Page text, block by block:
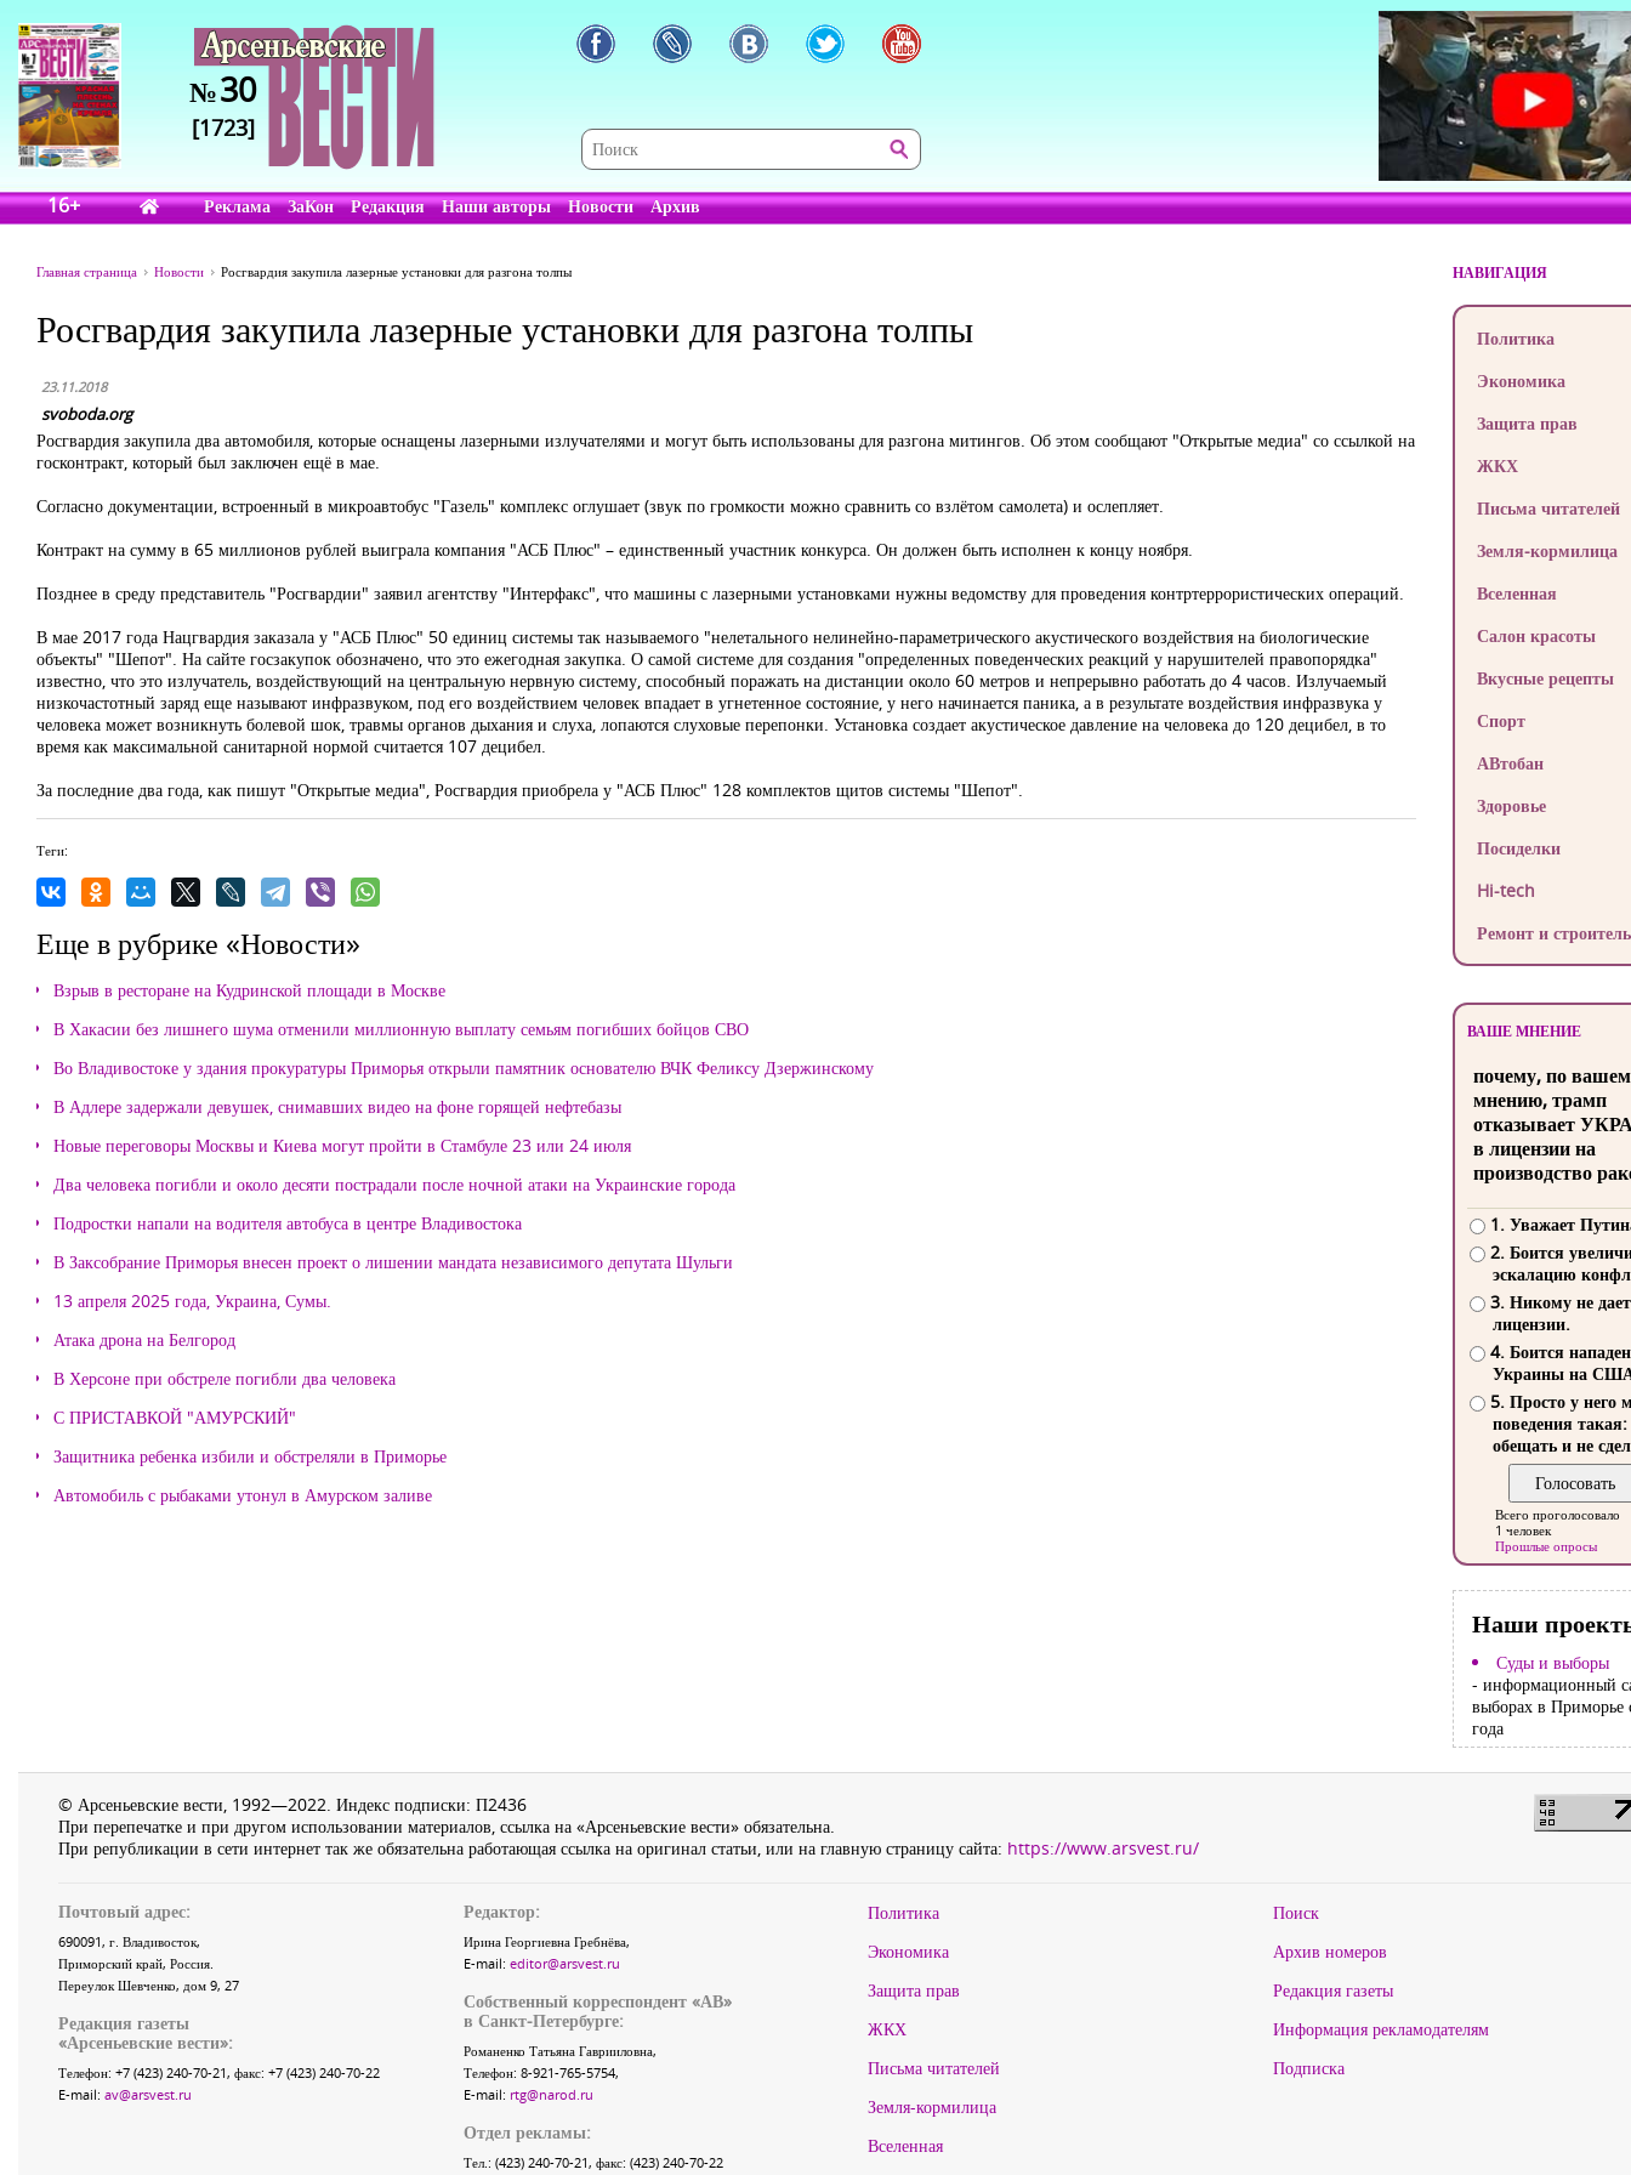
№30
[1723]
16+ Реклама ЗаКон Редакция Наши авторы Новости Архив
Главная страница Новости Росгвардия закупила лазерные установки для разгона толпы
Росгвардия закупила лазерные установки для разгона толпы
23.11.2018
svoboda.org
Росгвардия закупила два автомобиля, которые оснащены лазерными излучателями и могут быть использованы для разгона митингов. Об этом сообщают "Открытые медиа" со ссылкой на
госконтракт, который был заключен ещё в мае.
Согласно документации, встроенный в микроавтобус "Газель" комплекс оглушает (звук по громкости можно сравнить со взлётом самолета) и ослепляет.
Контракт на сумму в 65 миллионов рублей выиграла компания "АСБ Плюс" – единственный участник конкурса. Он должен быть исполнен к концу ноября.
Позднее в среду представитель "Росгвардии" заявил агентству "Интерфакс", что машины с лазерными установками нужны ведомству для проведения контртеррористических операций.
В мае 2017 года Нацгвардия заказала у "АСБ Плюс" 50 единиц системы так называемого "нелетального нелинейно-параметрического акустического воздействия на биологические
объекты" "Шепот". На сайте госзакупок обозначено, что это ежегодная закупка. О самой системе для создания "определенных поведенческих реакций у нарушителей правопорядка"
известно, что это излучатель, воздействующий на центральную нервную систему, способный поражать на дистанции около 60 метров и непрерывно работать до 4 часов. Излучаемый
низкочастотный заряд еще называют инфразвуком, под его воздействием человек впадает в угнетенное состояние, у него начинается паника, а в результате воздействия инфразвука у
человека может возникнуть болевой шок, травмы органов дыхания и слуха, лопаются слуховые перепонки. Установка создает акустическое давление на человека до 120 децибел, в то
время как максимальной санитарной нормой считается 107 децибел.
За последние два года, как пишут "Открытые медиа", Росгвардия приобрела у "АСБ Плюс" 128 комплектов щитов системы "Шепот".
Теги:
Еще в рубрике «Новости»
Взрыв в ресторане на Кудринской площади в Москве
В Хакасии без лишнего шума отменили миллионную выплату семьям погибших бойцов СВО
Во Владивостоке у здания прокуратуры Приморья открыли памятник основателю ВЧК Феликсу Дзержинскому
В Адлере задержали девушек, снимавших видео на фоне горящей нефтебазы
Новые переговоры Москвы и Киева могут пройти в Стамбуле 23 или 24 июля
Два человека погибли и около десяти пострадали после ночной атаки на Украинские города
Подростки напали на водителя автобуса в центре Владивостока
В Заксобрание Приморья внесен проект о лишении мандата независимого депутата Шульги
13 апреля 2025 года, Украина, Сумы.
Атака дрона на Белгород
В Херсоне при обстреле погибли два человека
С ПРИСТАВКОЙ "АМУРСКИЙ"
Защитника ребенка избили и обстреляли в Приморье
Автомобиль с рыбаками утонул в Амурском заливе
НАВИГАЦИЯ
Политика
Экономика
Защита прав
ЖКХ
Письма читателей
Земля-кормилица
Вселенная
Салон красоты
Вкусные рецепты
Спорт
АВтобан
Здоровье
Посиделки
Hi-tech
Ремонт и
ВАШЕ МНЕНИЕ
почему, по
мнению, трамп
отказывает
в лицензии на
производство
1. Уважает
2. Боится
эскалацию
3. Никому не
лицензии.
4. Боится
Украины на
5. Просто у него
поведения такая:
обещать и не
Всего проголосовало
1 человек
Прошлые опросы
Наши
Суды и выборы
- информационный
выборах в Приморье
года
© Арсеньевские вести, 1992—2022. Индекс подписки: П2436
При перепечатке и при другом использовании материалов, ссылка на «Арсеньевские вести» обязательна.
При републикации в сети интернет так же обязательна работающая ссылка на оригинал статьи, или на главную страницу сайта: https://www.arsvest.ru/
Почтовый адрес:
690091, г. Владивосток,
Приморский край, Россия.
Переулок Шевченко, дом 9, 27
Редакция газеты
«Арсеньевские вести»:
Телефон: +7 (423) 240-70-21, факс: +7 (423) 240-70-22
E-mail: av@arsvest.ru
Редактор:
Ирина Георгиевна Гребнёва,
E-mail: editor@arsvest.ru
Собственный корреспондент «АВ»
в Санкт-Петербурге:
Романенко Татьяна Гаврииловна,
Телефон: 8-921-765-5754,
E-mail: rtg@narod.ru
Отдел рекламы:
Тел.: (423) 240-70-21, факс: (423) 240-70-22
Политика
Экономика
Защита прав
ЖКХ
Письма читателей
Земля-кормилица
Вселенная
Поиск
Архив номеров
Редакция газеты
Информация рекламодателям
Подписка